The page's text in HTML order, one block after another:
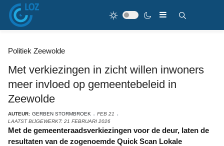
Politiek Zeewolde
Met verkiezingen in zicht willen inwoners
meer invloed op gemeentebeleid in
Zeewolde
AUTEUR: GERBEN STORMBROEK
FEB 21
LAATST BIJGEWERKT: 21 FEBRUARI 2026
Met de gemeenteraadsverkiezingen voor de deur, laten de
resultaten van de zogenoemde Quick Scan Lokale